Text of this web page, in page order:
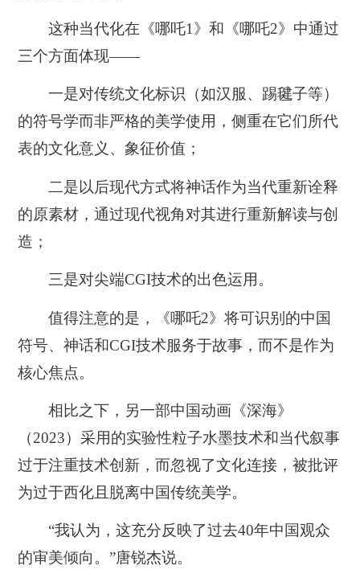
这种当代化在《哪吒1》和《哪吒2》中通过
三个方面体现——
一是对传统文化标识（如汉服、踢毽子等）
的符号学而非严格的美学使用，侧重在它们所代
表的文化意义、象征价值；
二是以后现代方式将神话作为当代重新诠释
的原素材，通过现代视角对其进行重新解读与创
造；
三是对尖端CGI技术的出色运用。
值得注意的是，《哪吒2》将可识别的中国
符号、神话和CGI技术服务于故事，而不是作为
核心焦点。
相比之下，另一部中国动画《深海》
（2023）采用的实验性粒子水墨技术和当代叙事
过于注重技术创新，而忽视了文化连接，被批评
为过于西化且脱离中国传统美学。
“我认为，这充分反映了过去40年中国观众
的审美倾向。”唐锐杰说。